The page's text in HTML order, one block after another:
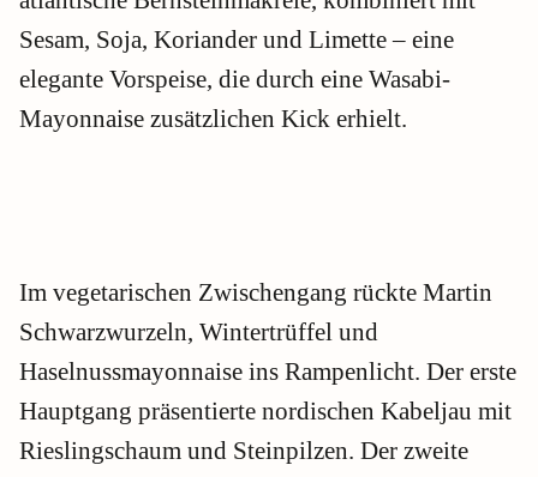
Sesam, Soja, Koriander und Limette – eine
elegante Vorspeise, die durch eine Wasabi-
Mayonnaise zusätzlichen Kick erhielt.
Im vegetarischen Zwischengang rückte Martin
Schwarzwurzeln, Wintertrüffel und
Haselnussmayonnaise ins Rampenlicht. Der erste
Hauptgang präsentierte nordischen Kabeljau mit
Rieslingschaum und Steinpilzen. Der zweite